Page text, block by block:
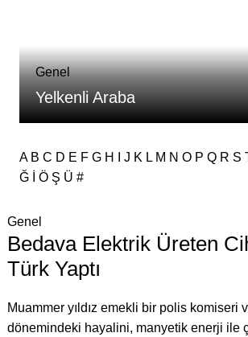
Genel
Yelkenli Araba
A B C D E F G H J K L M N O P Q R S
Ğ
Ö Ş Ü #
Genel
Bedava Elektrik Üreten
Türk Yaptı
Muammer yıldız emekli bir polis komiseri
dönemindeki hayalini, manyetik enerji ile